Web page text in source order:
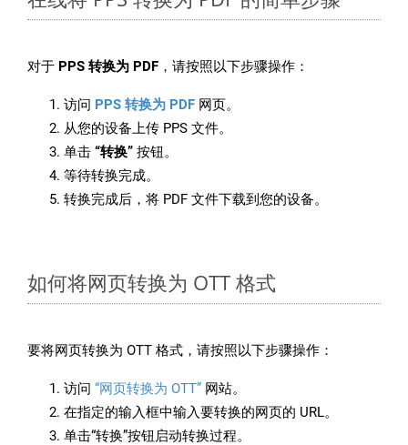
对于 PPS 转换为 PDF ，请按照以下步骤操作：
访问 PPS 转换为 PDF 网页。
从您的设备上传 PPS 文件。
单击 “转换” 按钮。
等待转换完成。
转换完成后，将 PDF 文件下载到您的设备。
如何将网页转换为 OTT 格式
要将网页转换为 OTT 格式，请按照以下步骤操作：
访问 “网页转换为 OTT” 网站。
在指定的输入框中输入要转换的网页的 URL。
单击“转换”按钮启动转换过程。